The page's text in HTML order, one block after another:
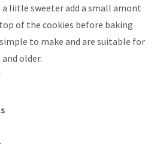
liitle sweeter add a small amont
of the cookies before baking
to make and are suitable for
older.